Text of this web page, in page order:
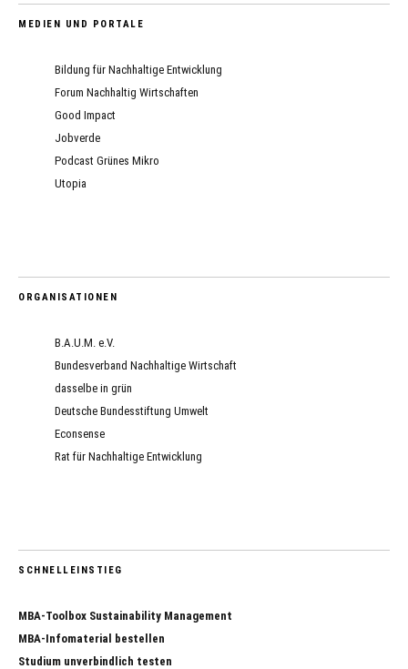
MEDIEN UND PORTALE
Bildung für Nachhaltige Entwicklung
Forum Nachhaltig Wirtschaften
Good Impact
Jobverde
Podcast Grünes Mikro
Utopia
ORGANISATIONEN
B.A.U.M. e.V.
Bundesverband Nachhaltige Wirtschaft
dasselbe in grün
Deutsche Bundesstiftung Umwelt
Econsense
Rat für Nachhaltige Entwicklung
SCHNELLEINSTIEG
MBA-Toolbox Sustainability Management
MBA-Infomaterial bestellen
Studium unverbindlich testen